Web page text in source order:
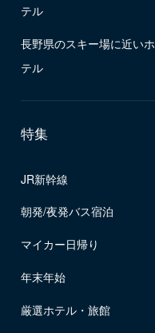
テル
長野県のスキー場に近いホ
テル
特集
JR新幹線
朝発/夜発バス宿泊
マイカー日帰り
年末年始
厳選ホテル・旅館